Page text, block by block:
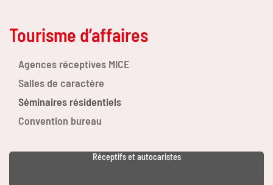
Tourisme d’affaires
Agences réceptives MICE
Salles de caractère
Séminaires résidentiels
Convention bureau
Réceptifs et autocaristes